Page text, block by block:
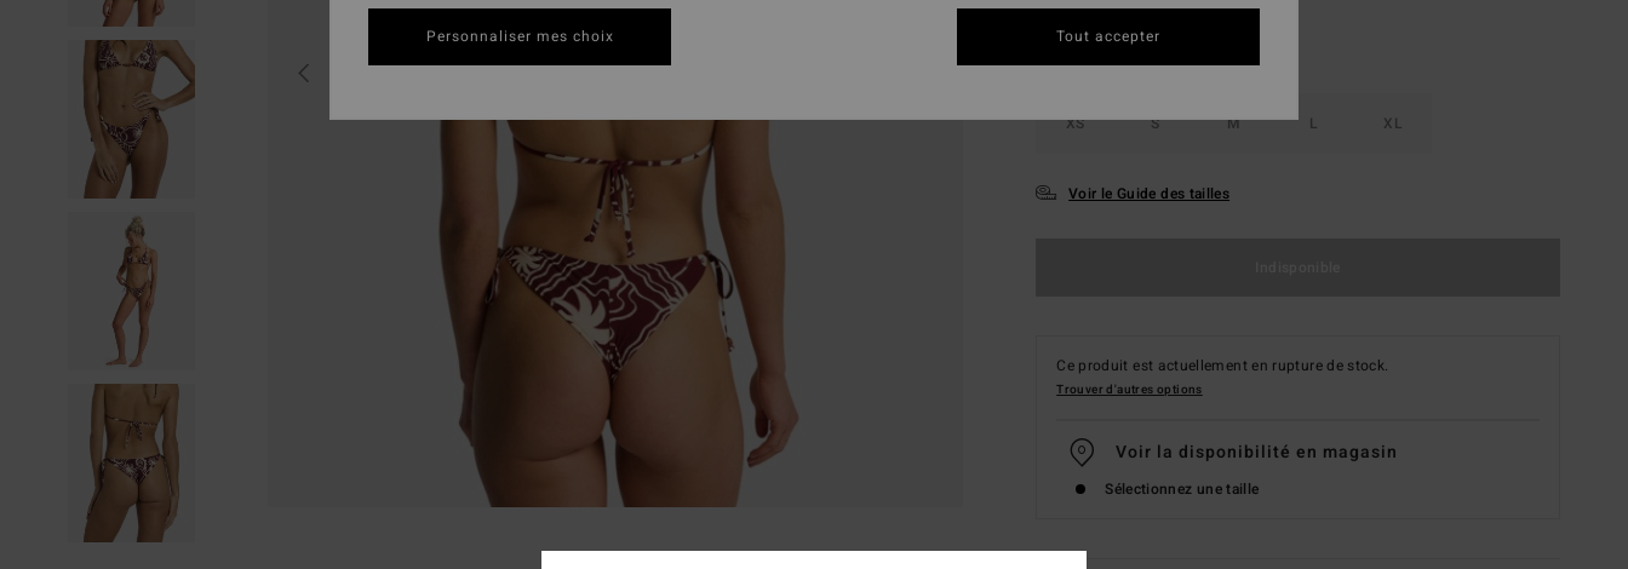
XS S M L XL
Voir le Guide des tailles
Ce produit est actuellement en rupture de stock.
Trouver d'autres options
Voir la disponibilité en magasin
Sélectionnez une taille
Personnaliser mes choix Tout accepter